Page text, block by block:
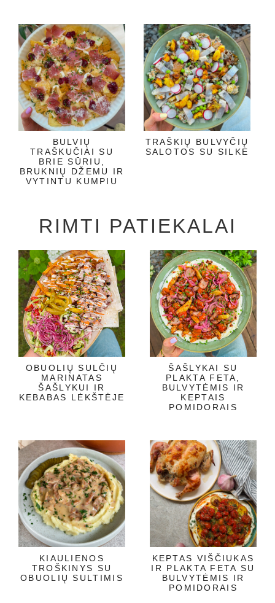
BULVIŲ
TRAŠKUČIAI SU
BRIE SŪRIU,
BRUKNIŲ DŽEMU IR
VYTINTU KUMPIU
TRAŠKIŲ BULVYČIŲ
SALOTOS SU SILKE
RIMTI PATIEKALAI
OBUOLIŲ SULČIŲ
MARINATAS
ŠAŠLYKUI IR
KEBABAS LĖKŠTĖJE
ŠAŠLYKAI SU
PLAKTA FETA,
BULVYTĖMIS IR
KEPTAIS
POMIDORAIS
KIAULIENOS
TROŠKINYS SU
OBUOLIŲ SULTIMIS
KEPTAS VIŠČIUKAS
IR PLAKTA FETA SU
BULVYTĖMIS IR
POMIDORAIS